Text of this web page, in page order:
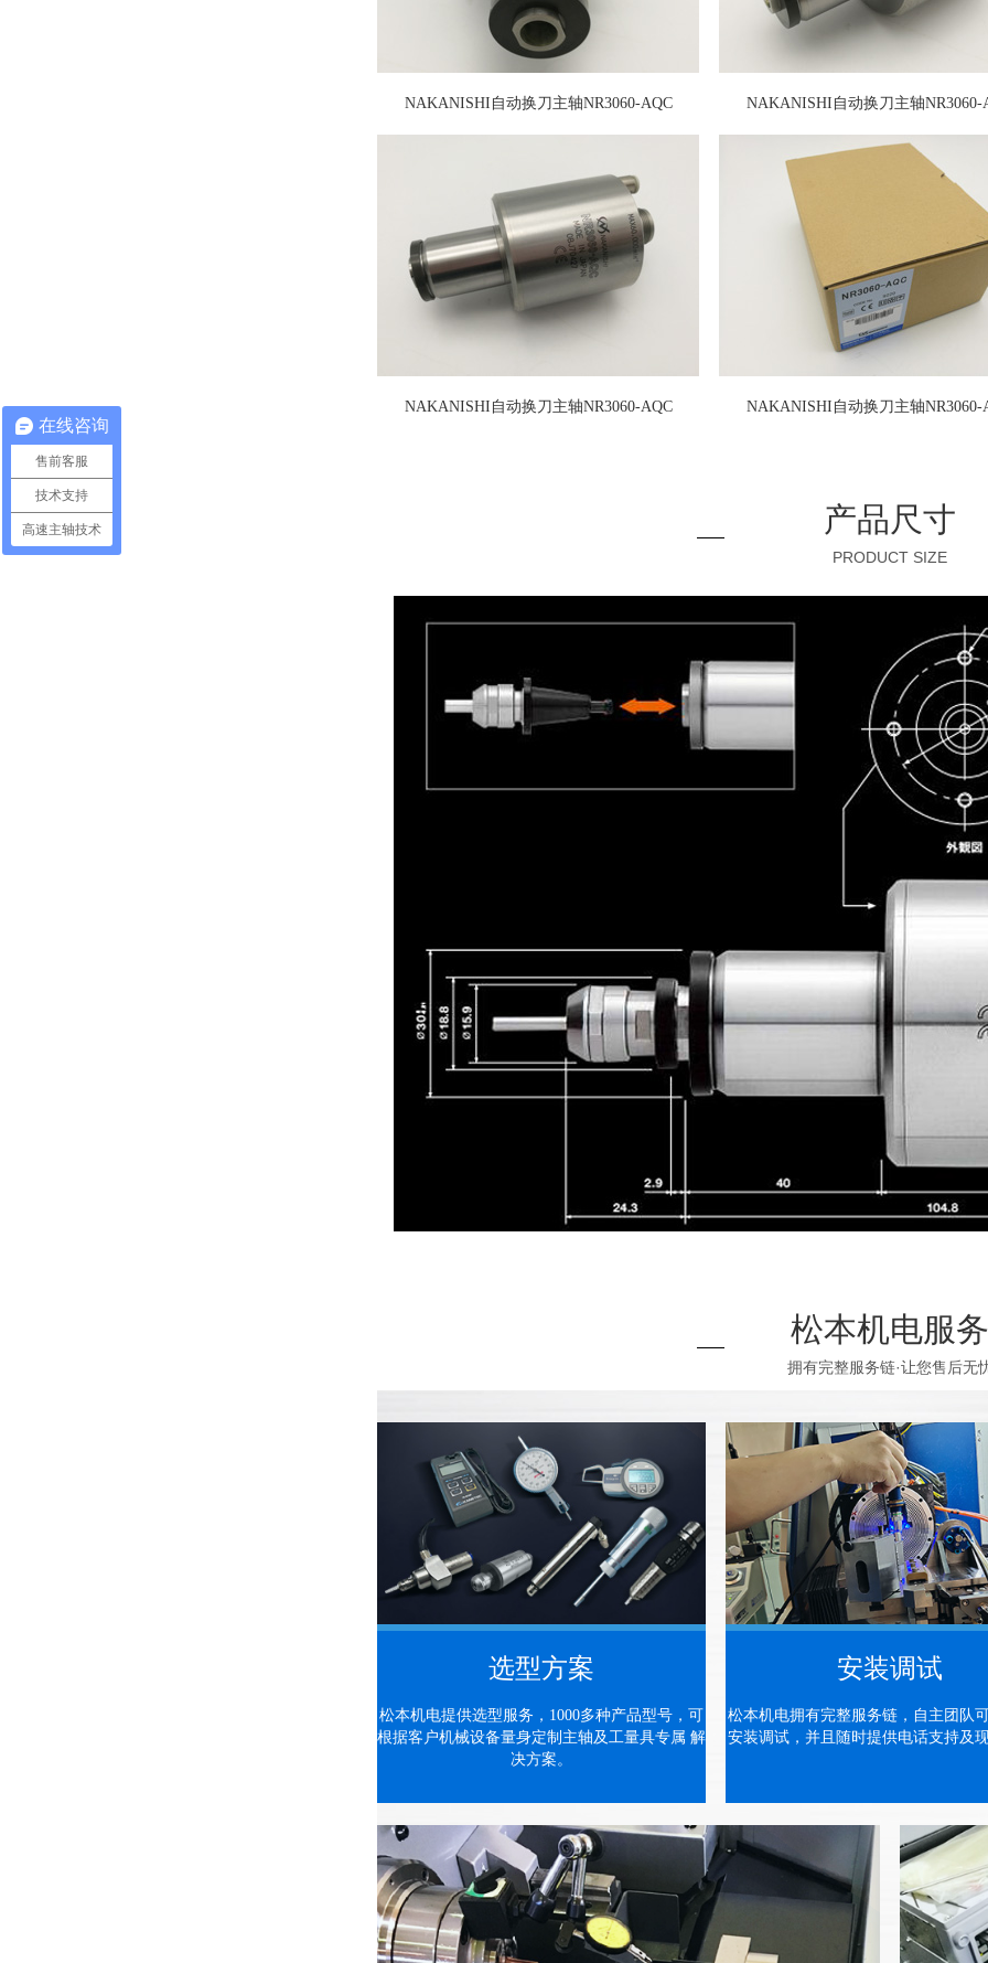
NAKANISHI自动换刀主轴NR3060-AQC NAKANISHI自动换刀主轴NR3060-
NAKANISHI自动换刀主轴NR3060-AQC NAKANISHI自动换刀主轴NR3060-
产品尺寸
PRODUCT SIZE
松本机电服务
拥有完整服务链·让您售后无
选型方案
松本机电提供选型服务，1000多种产品型号，可
根据客户机械设备量身定制主轴及工量具专属 解
决方案。
安装调试
松本机电拥有完整服务链，自主团队
安装调试，并且随时提供电话支持及
在线咨询
售前客服
技术支持
高速主轴技术